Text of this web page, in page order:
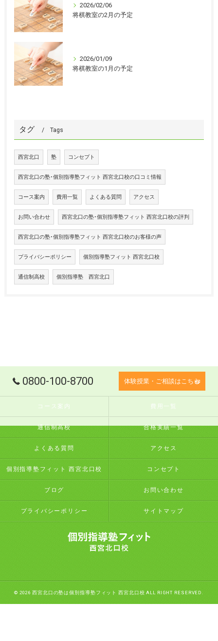
2026/02/06
将棋教室の2月の予定
2026/01/09
将棋教室の1月の予定
タグ Tags
西宮北口 塾 コンセプト
西宮北口の塾･個別指導塾フィット 西宮北口校の口コミ情報
コース案内 費用一覧 よくある質問 アクセス
お問い合わせ 西宮北口の塾･個別指導塾フィット 西宮北口校の評判
西宮北口の塾･個別指導塾フィット 西宮北口校のお客様の声
プライバシーポリシー 個別指導塾フィット 西宮北口校
通信制高校 個別指導塾 西宮北口
0800-100-8700 体験授業・ご相談はこちら
コース案内 費用一覧
通信制高校 合格実績一覧
よくある質問 アクセス
個別指導塾フィット 西宮北口校 コンセプト
ブログ お問い合わせ
プライバシーポリシー サイトマップ
© 2026 西宮北口の塾は個別指導塾フィット 西宮北口校 ALL RIGHT RESERVED.